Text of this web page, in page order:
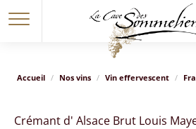
Accueil Nos vins Vin effervescent
Crémant d' Alsace Brut Louis